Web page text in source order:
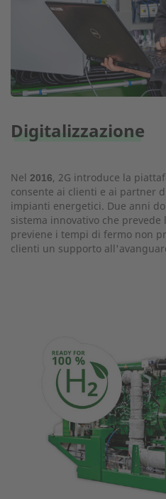
Digitalizzazione
Nel 2016, 2G introduce la
consente ai clienti e ai partner
impianti energetici. Due anni
sistema innovativo che
previene i tempi di fermo non
clienti un supporto